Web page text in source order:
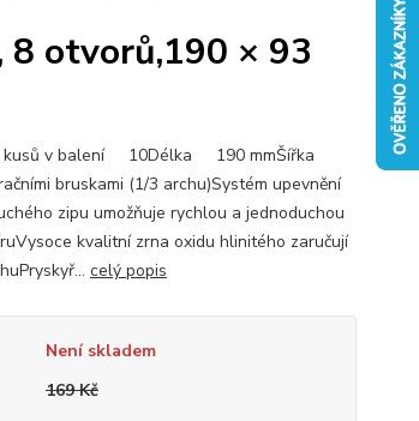
8 otvorů,190 × 93
kusů v balení 10Délka 190 mmŠířka
bruskami (1/3 archu)Systém upevnění
zipu umožňuje rychlou a jednoduchou
kvalitní zrna oxidu hlinitého zaručují
celý popis
Není skladem
169 Kč